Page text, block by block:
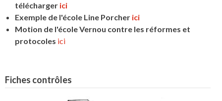
télécharger ici
Exemple de l'école Line Porcher ici
Motion de l'école Vernou contre les réformes et
protocoles ici
Fiches contrôles